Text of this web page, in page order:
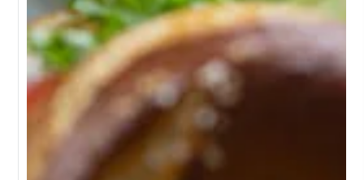
アイテムによってはオーブンで使えるものも。機能面でも日々の
テーブルを支えてくれる器です。
コスタ・ノバの温かみのある質感はどこからくるのでしょう。